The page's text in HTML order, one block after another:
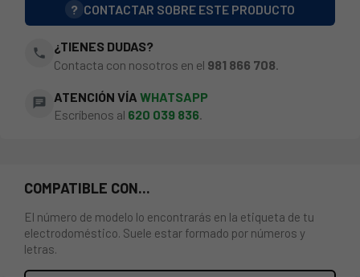
? CONTACTAR SOBRE ESTE PRODUCTO
phone
¿TIENES DUDAS?
Contacta con nosotros en el 981 866 708
chat ATENCIÓN VÍA WHATSAPP
Escríbenos al 620 039 836.
COMPATIBLE CON...
El número de modelo lo encontrarás en la etiqueta de tu
electrodoméstico. Suele estar formado por números y
letras.